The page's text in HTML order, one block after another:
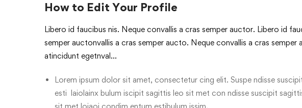
How to Edit Your Profile
Libero id faucibus nis. Neque convallis a cras semper auctor. Libero id
semper auctonvallis a cras semper aucto. Neque convallis a cras
atincidunt egetnval…
Lorem ipsum dolor sit amet, consectetur cing elit. Suspe ndisse
esti laiolainx bulum iscipit sagittis leo sit met con ndisse suscipit